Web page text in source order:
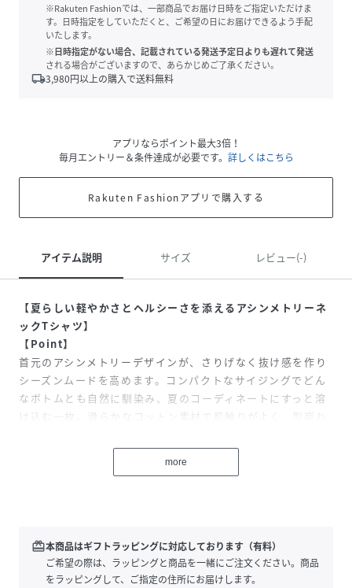
※Rakuten Fashionでは、一部商品でお届け日時をご指定いただけま
す。日時指定をしていただくと、ご希望の日にお届けできるよう手配
いたします。
※日時指定がない場合、記載されている発送予定日よりも遅れて発送
される場合がございますので、あらかじめご了承ください。
local_shipping3,980円以上の購入で送料無料
アプリならポイント最大3倍！
毎月エントリー＆条件達成が必要です。 詳しくはこちら
Rakuten Fashionアプリで購入する
アイテム説明 サイズ レビュー(-)
【夏らしい軽やかさとヘルシーさを添えるアシンメトリーネ
ックTシャツ】
【Point】
首元のアシンメトリーデザインが、さりげなく抜け感を作り
シーズンムードを高めます。コンパクトなサイジングでどん
なボトムとも自然に馴染み、夏のコーディネートにすっと溶
け込む一枚。滑らかなコットン素材で肌触りがよく、型崩れ
感のあるデザインです。
【Material】
more
redeem本商品はギフトラッピングに対応しております（有料）
ご希望の際は、ラッピングと商品を一緒にご注文ください。商品
をラッピングして、ご指定の住所にお届けします。